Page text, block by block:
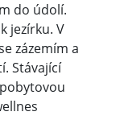
do údolí.
jezírku. V
zázemím a
Stávající